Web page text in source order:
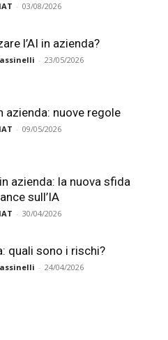
- 03/08/2026
l’AI in azienda?
- 23/05/2026
azienda: nuove regole
- 09/05/2026
azienda: la nuova sfida
sull’IA
- 30/04/2026
quali sono i rischi?
- 24/04/2026